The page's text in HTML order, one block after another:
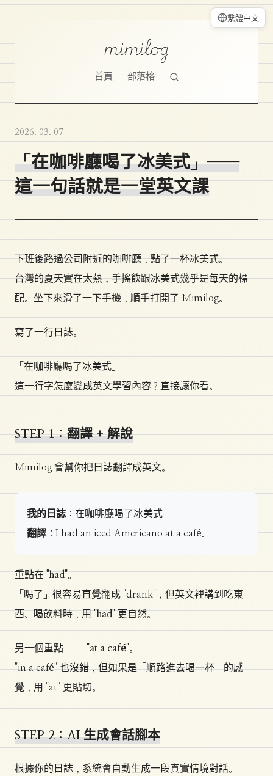
繁體中文
mimilog
首頁 部落格
2026. 03. 07
「在咖啡廳喝了冰美式」──
這一句話就是一堂英文課
下班後路過公司附近的咖啡廳，點了一杯冰美式。
台灣的夏天實在太熱，手搖飲跟冰美式幾乎是每天的標
配。坐下來滑了一下手機，順手打開了 Mimilog。
寫了一行日誌。
「在咖啡廳喝了冰美式」
這一行字怎麼變成英文學習內容？直接讓你看。
STEP 1：翻譯 + 解說
Mimilog 會幫你把日誌翻譯成英文。
我的日誌： 在咖啡廳喝了冰美式
翻譯：
I had an iced Americano at a café.
重點在"had"。
「喝了」很容易直覺翻成 "drank"，但英文裡講到吃東
西、喝飲料時，用"had"更自然。
另一個重點 ──"at a café"。
"in a café" 也沒錯，但如果是「順路進去喝一杯」的感
覺，用 "at" 更貼切。
STEP 2：AI 生成會話腳本
根據你的日誌，系統會自動生成一段真實情境對話。